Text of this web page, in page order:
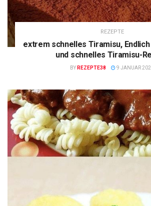
REZEPTE
extrem schnelles Tiramisu,
und schnelles Tiramisu-
BY REZEPTE38 9 JANUAR